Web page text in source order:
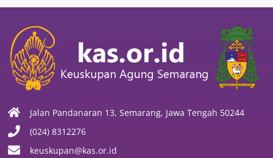
Jalan Pandanaran 13, Semarang, Jawa Tengah 50244
(024) 8312276
keuskupan@kas.or.id